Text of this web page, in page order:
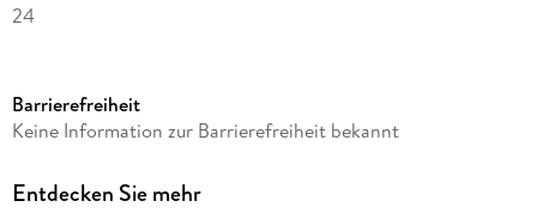
24
Gymnasien, Integrierte Sekundarschulen und Oberschulen
Verlag/Hersteller
Barrierefreiheit
Keine Information zur Barrierefreiheit bekannt
Entdecken Sie mehr